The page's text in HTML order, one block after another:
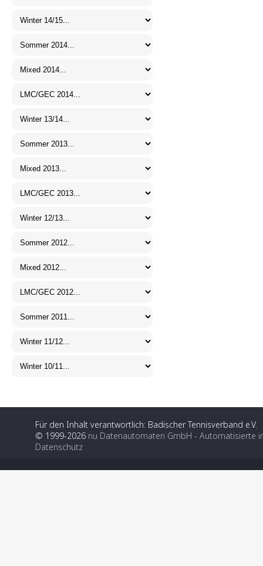
Für den Inhalt verantwortlich: Badischer Tennisverband e.V.
© 1999-2026 nu Datenautomaten GmbH - Automatisierte
Datenschutz